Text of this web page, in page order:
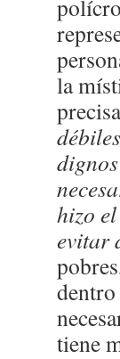
la
hizo
evitar
tiene